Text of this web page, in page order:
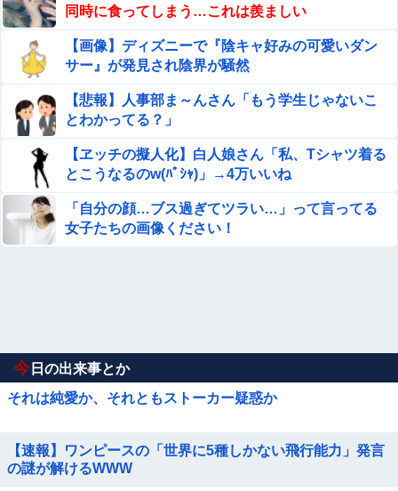
同時に食ってしまう…これは羨ましい
【画像】ディズニーで『陰キャ好みの可愛いダン
サー』が発見され陰界が騒然
【悲報】人事部ま～んさん「もう学生じゃないこ
とわかってる？」
【ヱッチの擬人化】白人娘さん「私、Tシャツ着る
とこうなるのw(ﾊﾟｼｬ)」→4万いいね
「自分の顔…ブス過ぎてツラい…」って言ってる
女子たちの画像ください！
今 日の出来事とか
それは純愛か、それともストーカー疑惑か
【速報】ワンピースの「世界に5種しかない飛行能力」発言
の謎が解けるWWW